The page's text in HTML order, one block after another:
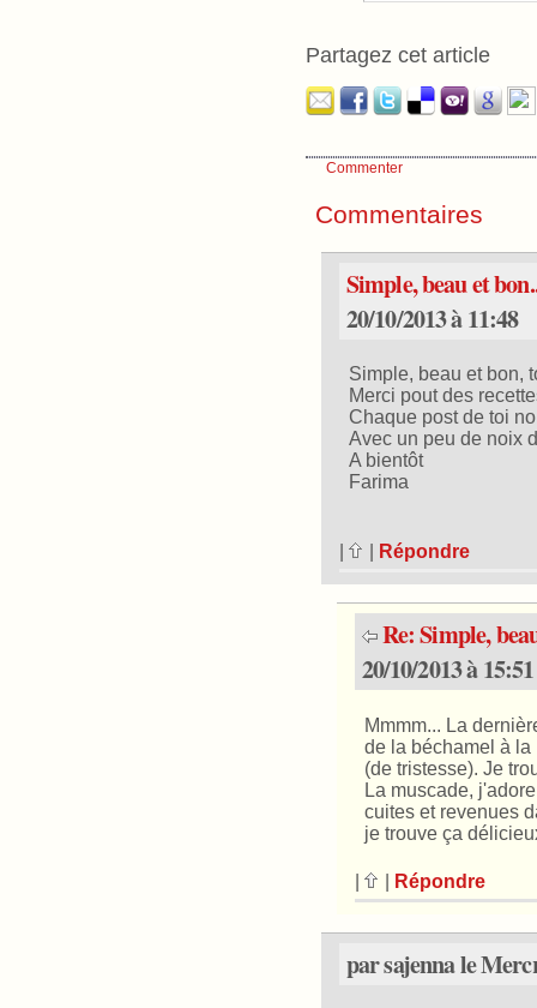
Partagez cet article
Commenter
Commentaires
Simple, beau et
20/10/2013 à 11:48
Simple, beau et bon,
Merci pout des
Chaque post de toi
Avec un peu de noix
A bientôt
Farima
Répondre
Re: Simple,
20/10/2013 à 15:51
Mmmm... La
de la béchamel à
(de tristesse). Je
La muscade,
cuites et revenues
je trouve ça
Répondre
par sajenna le